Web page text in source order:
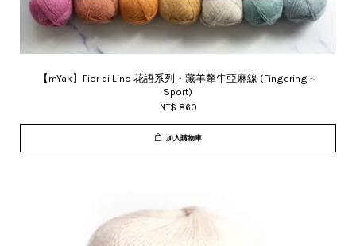
【mYak】Fior di Lino 花語系列・藏羊犛牛亞麻線 (Fingering～
Sport)
NT$ 860
加入購物車